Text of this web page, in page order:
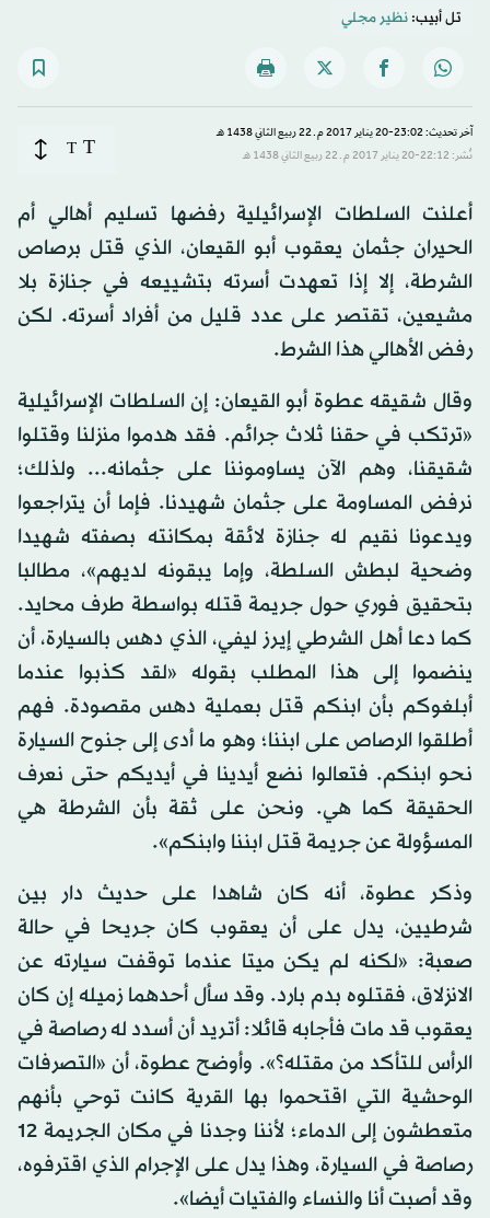
تل أبيب:نظير مجلي
آخر تحديث: 23:02-20 يناير 2017 م ـ 22 ربيع الثاني 1438 هـ
نُشر: 22:12-20 يناير 2017 م ـ 22 ربيع الثاني 1438 هـ
T
T
أعلنت السلطات الإسرائيلية رفضها تسليم أهالي أم
الحيران جثمان يعقوب أبو القيعان، الذي قتل برصاص
الشرطة، إلا إذا تعهدت أسرته بتشييعه في جنازة بلا
مشيعين، تقتصر على عدد قليل من أفراد أسرته. لكن
رفض الأهالي هذا الشرط.
وقال شقيقه عطوة أبو القيعان: إن السلطات الإسرائيلية
«ترتكب في حقنا ثلاث جرائم. فقد هدموا منزلنا وقتلوا
شقيقنا، وهم الآن يساوموننا على جثمانه... ولذلك؛
نرفض المساومة على جثمان شهيدنا. فإما أن يتراجعوا
ويدعونا نقيم له جنازة لائقة بمكانته بصفته شهيدا
وضحية لبطش السلطة، وإما يبقونه لديهم»، مطالبا
بتحقيق فوري حول جريمة قتله بواسطة طرف محايد.
كما دعا أهل الشرطي إيرز ليفي، الذي دهس بالسيارة، أن
ينضموا إلى هذا المطلب بقوله «لقد كذبوا عندما
أبلغوكم بأن ابنكم قتل بعملية دهس مقصودة. فهم
أطلقوا الرصاص على ابننا؛ وهو ما أدى إلى جنوح السيارة
نحو ابنكم. فتعالوا نضع أيدينا في أيديكم حتى نعرف
الحقيقة كما هي. ونحن على ثقة بأن الشرطة هي
المسؤولة عن جريمة قتل ابننا وابنكم».
وذكر عطوة، أنه كان شاهدا على حديث دار بين
شرطيين، يدل على أن يعقوب كان جريحا في حالة
صعبة: «لكنه لم يكن ميتا عندما توقفت سيارته عن
الانزلاق، فقتلوه بدم بارد. وقد سأل أحدهما زميله إن كان
يعقوب قد مات فأجابه قائلا: أتريد أن أسدد له رصاصة في
الرأس للتأكد من مقتله؟». وأوضح عطوة، أن «التصرفات
الوحشية التي اقتحموا بها القرية كانت توحي بأنهم
متعطشون إلى الدماء؛ لأننا وجدنا في مكان الجريمة 12
رصاصة في السيارة، وهذا يدل على الإجرام الذي اقترفوه،
وقد أصبت أنا والنساء والفتيات أيضا».